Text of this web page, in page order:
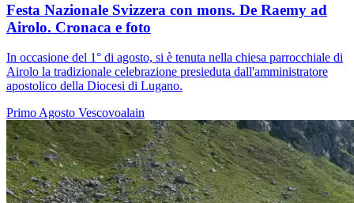
Festa Nazionale Svizzera con mons. De Raemy ad
Airolo. Cronaca e foto
In occasione del 1° di agosto, si è tenuta nella chiesa parrocchiale di
Airolo la tradizionale celebrazione presieduta dall'amministratore
apostolico della Diocesi di Lugano.
Primo Agosto Vescovoalain